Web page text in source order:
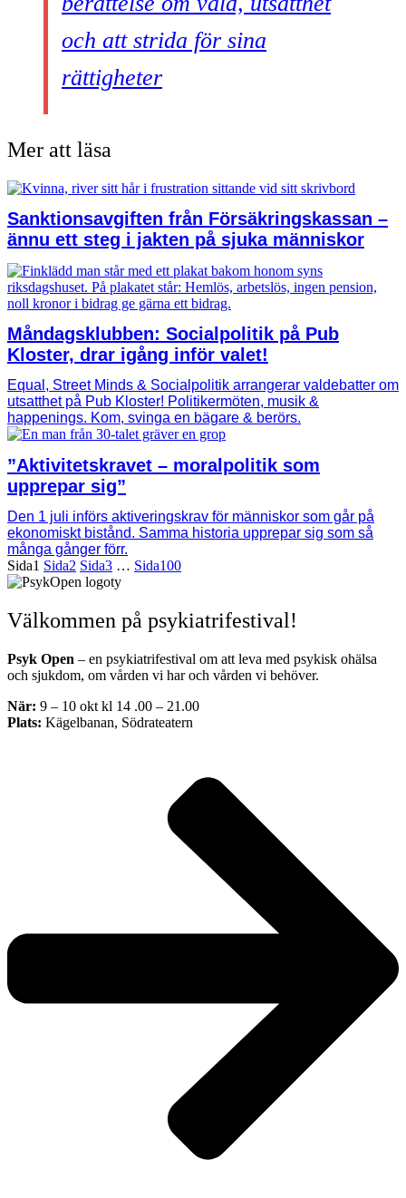
och att strida för sina
rättigheter
Mer att läsa
Sanktionsavgiften från Försäkringskassan –
ännu ett steg i jakten på sjuka människor
Måndagsklubben: Socialpolitik på Pub
Kloster, drar igång inför valet!
Equal, Street Minds & Socialpolitik arrangerar valdebatter om
utsatthet på Pub Kloster! Politikermöten, musik &
happenings. Kom, svinga en bägare & berörs.
”Aktivitetskravet – moralpolitik som
upprepar sig”
Den 1 juli införs aktiveringskrav för människor som går på
ekonomiskt bistånd. Samma historia upprepar sig som så
många gånger förr.
Sida1 Sida2 Sida3 … Sida100
Välkommen på psykiatrifestival!
Psyk Open – en psykiatrifestival om att leva med psykisk ohälsa
och sjukdom, om vården vi har och vården vi behöver.
När: 9 – 10 okt kl 14 .00 – 21.00
Plats: Kägelbanan, Södrateatern